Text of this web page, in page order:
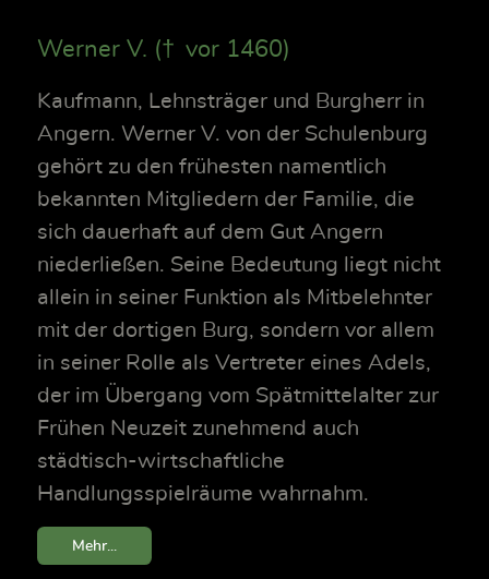
Werner V. († vor 1460)
Kaufmann, Lehnsträger und Burgherr in
Angern. Werner V. von der Schulenburg
gehört zu den frühesten namentlich
bekannten Mitgliedern der Familie, die
sich dauerhaft auf dem Gut Angern
niederließen. Seine Bedeutung liegt nicht
allein in seiner Funktion als Mitbelehnter
mit der dortigen Burg, sondern vor allem
in seiner Rolle als Vertreter eines Adels,
der im Übergang vom Spätmittelalter zur
Frühen Neuzeit zunehmend auch
städtisch-wirtschaftliche
Handlungsspielräume wahrnahm.
Mehr...